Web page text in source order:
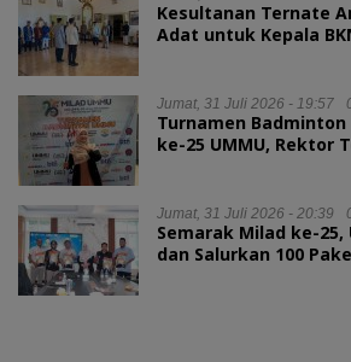
Kesultanan Ternate
Adat untuk Kepala
Jumat, 31 Juli 2026 - 19:57
Turnamen
ke-25 UMMU, Rektor
Jumat, 31 Juli 2026 - 20:39
Semarak Milad ke-25,
dan Salurkan 100